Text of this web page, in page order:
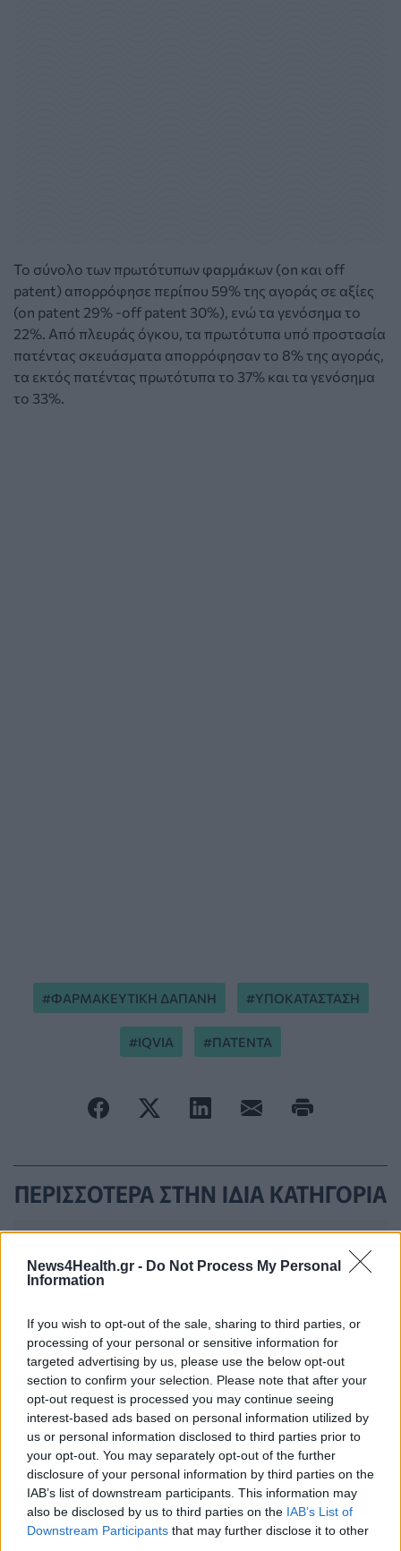
News4Health.gr - Do Not Process My Personal
Information
If you wish to opt-out of the sale, sharing to third parties, or
processing of your personal or sensitive information for
targeted advertising by us, please use the below opt-out
section to confirm your selection. Please note that after your
opt-out request is processed you may continue seeing
interest-based ads based on personal information utilized by
us or personal information disclosed to third parties prior to
your opt-out. You may separately opt-out of the further
disclosure of your personal information by third parties on the
IAB’s list of downstream participants. This information may
also be disclosed by us to third parties on the IAB’s List of
Downstream Participants that may further disclose it to other
Το σύνολο των πρωτότυπων φαρμάκων (on και off
patent) απορρόφησε περίπου 59% της αγοράς σε αξίες
(οn patent 29% -off patent 30%), ενώ τα γενόσημα το
22%. Από πλευράς όγκου, τα πρωτότυπα υπό προστασία
πατέντας σκευάσματα απορρόφησαν το 8% της αγοράς,
τα εκτός πατέντας πρωτότυπα το 37% και τα γενόσημα
το 33%.
ΦΑΡΜΑΚΕΥΤΙΚΗ ΔΑΠΑΝΗ ΥΠΟΚΑΤΑΣΤΑΣΗ
IQVIA ΠΑΤΕΝΤΑ
ΠΕΡΙΣΣΟΤΕΡΑ ΣΤΗΝ ΙΔΙΑ ΚΑΤΗΓΟΡΙΑ
εμβολίων της Johnson & Johnson με
6.000 σπάνιες παθήσεις για πάνω
από 300 εκατ. άτομα στον κόσμο
01 Μαρτίου 2021
ΣΧΕΤΙΚΑ ΑΡΘΡΑ